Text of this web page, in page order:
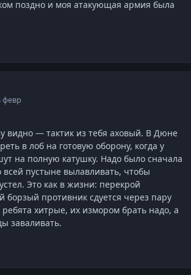
поздно и моя атакующая армия была
февр
видно — тактик из тебя аховый. В Дюне
в лоб на готовую оборону, когда у
на полную катушку. Надо было сначала
всей пустыне вылавливать, чтобы
Это как в жизни: перекрой
борзый противник сдуется через пару
хитрые, их измором брать надо, а
заваливать.